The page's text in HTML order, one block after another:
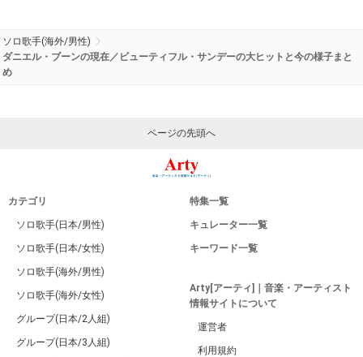
ソロ歌手(海外/男性)
ダニエル・ブーンの現在／ビューティフル・サンデーの大ヒットと今の様子まと
め
ページの先頭へ
カテゴリ
ソロ歌手(日本/男性)
ソロ歌手(日本/女性)
ソロ歌手(海外/男性)
ソロ歌手(海外/女性)
グループ(日本/2人組)
グループ(日本/3人組)
特集一覧
キュレーター一覧
キーワード一覧
Arty[アーティ]｜音楽・アーティスト
情報サイトについて
運営者
利用規約